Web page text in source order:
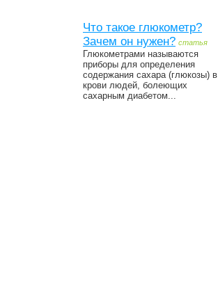
Что такое глюкометр?
Зачем он нужен? статья
Глюкометрами называются
приборы для определения
содержания сахара (глюкозы) в
крови людей, болеющих
сахарным диабетом...